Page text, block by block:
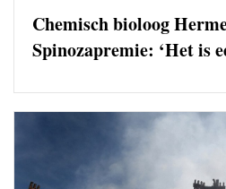
Chemisch bioloog
Spinozapremie: ‘Het is